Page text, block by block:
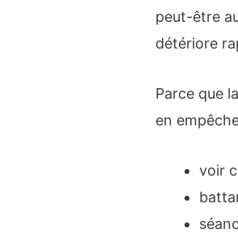
peut-être
détériore
Parce que
en
voir